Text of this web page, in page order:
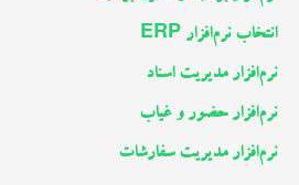
انتخاب نرم‌افزار ERP
نرم‌افزار مدیریت اسناد
نرم‌افزار حضور و غیاب
نرم‌افزار مدیریت سفارشات